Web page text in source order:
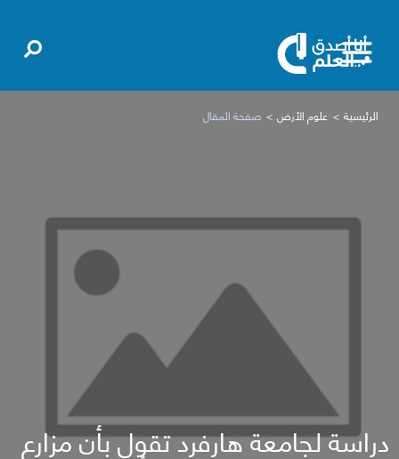
الرئيسية علوم الأرض صفحة المقال
دراسة لجامعة هارفرد تقول بأن مزارع